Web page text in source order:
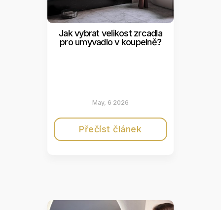
Jak vybrat velikost zrcadla
pro umyvadlo v koupelně?
May, 6 2026
Přečíst článek